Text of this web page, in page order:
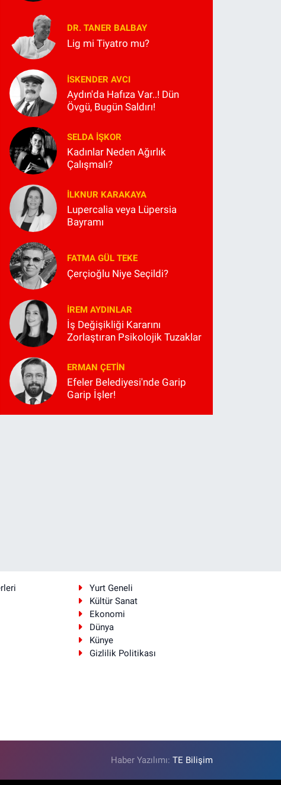
DR. TANER BALBAY
Lig mi Tiyatro mu?
İSKENDER AVCI
Aydın'da Hafıza Var..! Dün
Övgü, Bugün Saldırı!
SELDA İŞKOR
Kadınlar Neden Ağırlık
Çalışmalı?
İLKNUR KARAKAYA
Lupercalia veya Lüpersia
Bayramı
FATMA GÜL TEKE
Çerçioğlu Niye Seçildi?
İREM AYDINLAR
İş Değişikliği Kararını
Zorlaştıran Psikolojik Tuzaklar
ERMAN ÇETIN
Efeler Belediyesi'nde Garip
Garip İşler!
Yurt Geneli
Kültür Sanat
Ekonomi
Dünya
Künye
Gizlilik Politikası
Haber Yazılımı:TE Bilişim